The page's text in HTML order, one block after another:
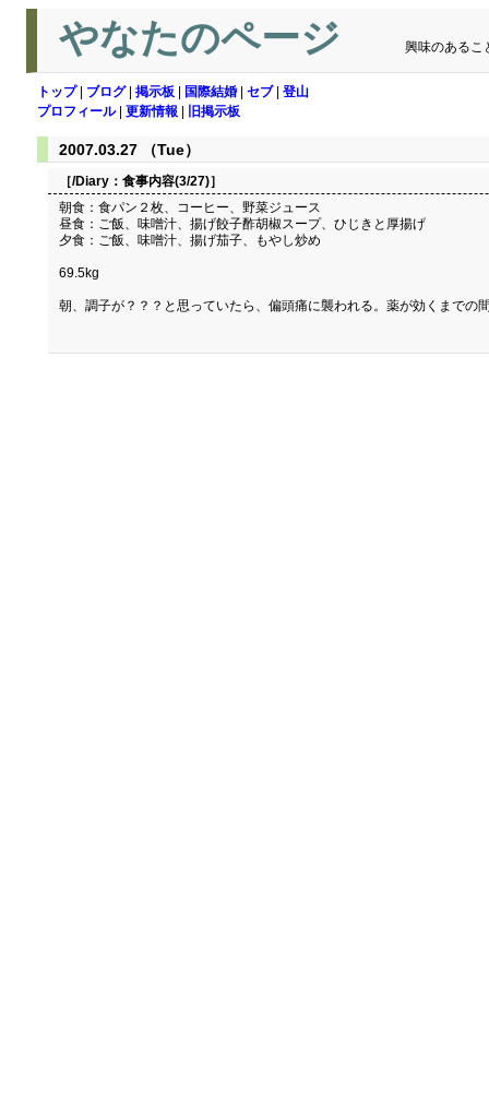
やなたのページ 興味のあるこ
トップ| ブログ| 掲示板 国際結婚 セブ| 登山
プロフィール| 更新情報 旧掲示板
2007.03.27 （Tue）
［/Diary： 食事内容(3/27)］
朝食：食パン２枚、コーヒー、野菜ジュース
昼食：ご飯、味噌汁、揚げ餃子酢胡椒スープ、ひじきと厚揚げ
夕食：ご飯、味噌汁、揚げ茄子、もやし炒め
69.5kg
朝、調子が？？？と思っていたら、偏頭痛に襲われる。薬が効くまでの